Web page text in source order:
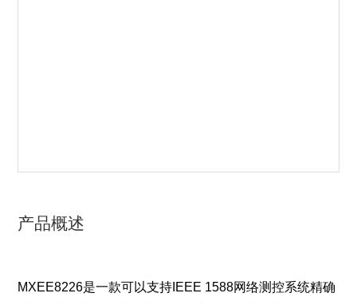
产品概述
MXEE8226是一款可以支持IEEE 1588网络测控系统精确